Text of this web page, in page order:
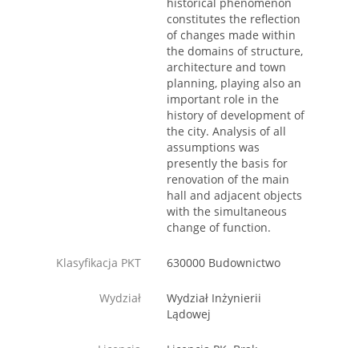
historical phenomenon
constitutes the reflection
of changes made within
the domains of structure,
architecture and town
planning, playing also an
important role in the
history of development of
the city. Analysis of all
assumptions was
presently the basis for
renovation of the main
hall and adjacent objects
with the simultaneous
change of function.
Klasyfikacja PKT 630000 Budownictwo
Wydział
Wydział Inżynierii
Lądowej